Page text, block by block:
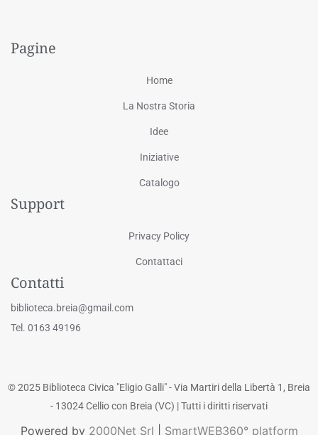
Pagine
Home
La Nostra Storia
Idee
Iniziative
Catalogo
Support
Privacy Policy
Contattaci
Contatti
biblioteca.breia@gmail.com
Tel. 0163 49196
© 2025 Biblioteca Civica "Eligio Galli" - Via Martiri della Libertà 1, Breia
- 13024 Cellio con Breia (VC) | Tutti i diritti riservati
Powered by 2000Net Srl SmartWEB360° platform